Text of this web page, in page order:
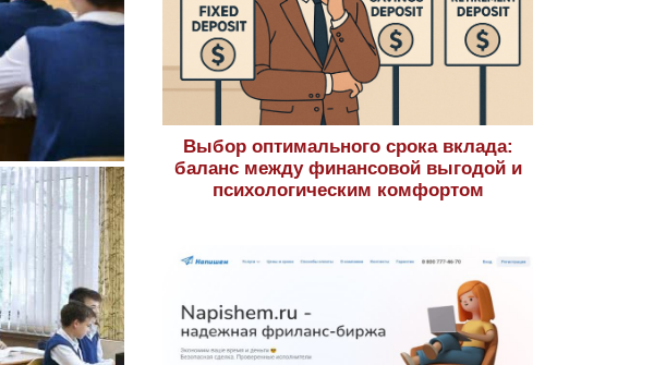
Выбор оптимального срока вклада:
баланс между финансовой выгодой и
психологическим комфортом